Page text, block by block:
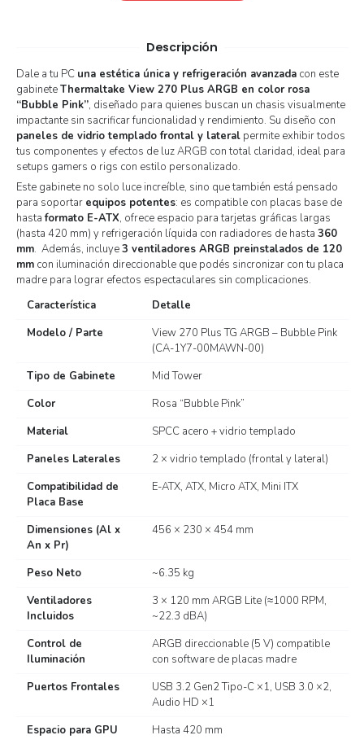
Descripción
Dale a tu PC una estética única y refrigeración avanzadacon este
gabineteThermaltake View 270 Plus ARGB en color rosa
“Bubble Pink”, diseñado para quienes buscan un chasis visualmente
impactante sin sacrificar funcionalidad y rendimiento. Su diseño con
paneles de vidrio templado frontal y lateralpermite exhibir todos
tus componentes y efectos de luz ARGB con total claridad, ideal para
setups gamers o rigs con estilo personalizado.
Este gabinete no solo luce increíble, sino que también está pensado
para soportar equipos potentes: es compatible con placas base de
hastaformato E-ATX, ofrece espacio para tarjetas gráficas largas
(hasta 420 mm) y refrigeración líquida con radiadores de hasta 360
mm. Además, incluye3 ventiladores ARGB preinstalados de 120
mmcon iluminación direccionable que podés sincronizar con tu placa
madre para lograr efectos espectaculares sin complicaciones.
Característica
Detalle
Modelo / Parte
View 270 Plus TG ARGB – Bubble Pink
(CA-1Y7-00MAWN-00)
Tipo de Gabinete
Mid Tower
Color
Rosa “Bubble Pink”
Material
SPCC acero + vidrio templado
Paneles Laterales
2 × vidrio templado (frontal y lateral)
Compatibilidad de
Placa Base
E-ATX, ATX, Micro ATX, Mini ITX
Dimensiones (Al x
An x Pr)
456 × 230 × 454 mm
Peso Neto
~6.35 kg
Ventiladores
Incluidos
3 × 120 mm ARGB Lite (≈1000 RPM,
~22.3 dBA)
Control de
Iluminación
ARGB direccionable (5 V) compatible
con software de placas madre
Puertos Frontales
USB 3.2 Gen2 Tipo-C ×1, USB 3.0 ×2,
Audio HD ×1
Espacio para GPU
Hasta 420 mm